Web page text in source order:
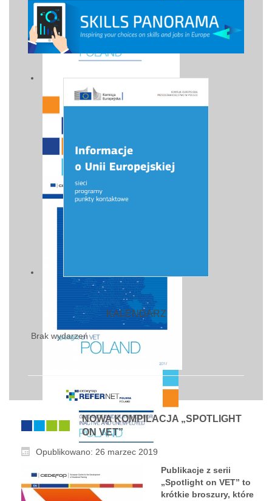
KALENDARZ
Brak wydarzeń
NOWA KOMPILACJA „SPOTLIGHT
ON VET”
Opublikowano: 26 marzec 2019
Publikacje z serii
„Spotlight on VET” to
krótkie broszury, które